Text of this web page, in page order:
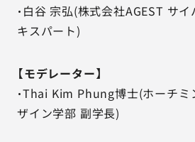
・白谷 宗弘(株式会社AGEST サ
キスパート)
【モデレーター】
・Thai Kim Phung博士(ホーチ
ザイン学部 副学長)